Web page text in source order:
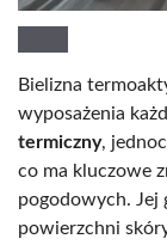
Bielizna
wyposażenia
termiczny,
co ma kluczowe
pogodowych. Jej
powierzchni